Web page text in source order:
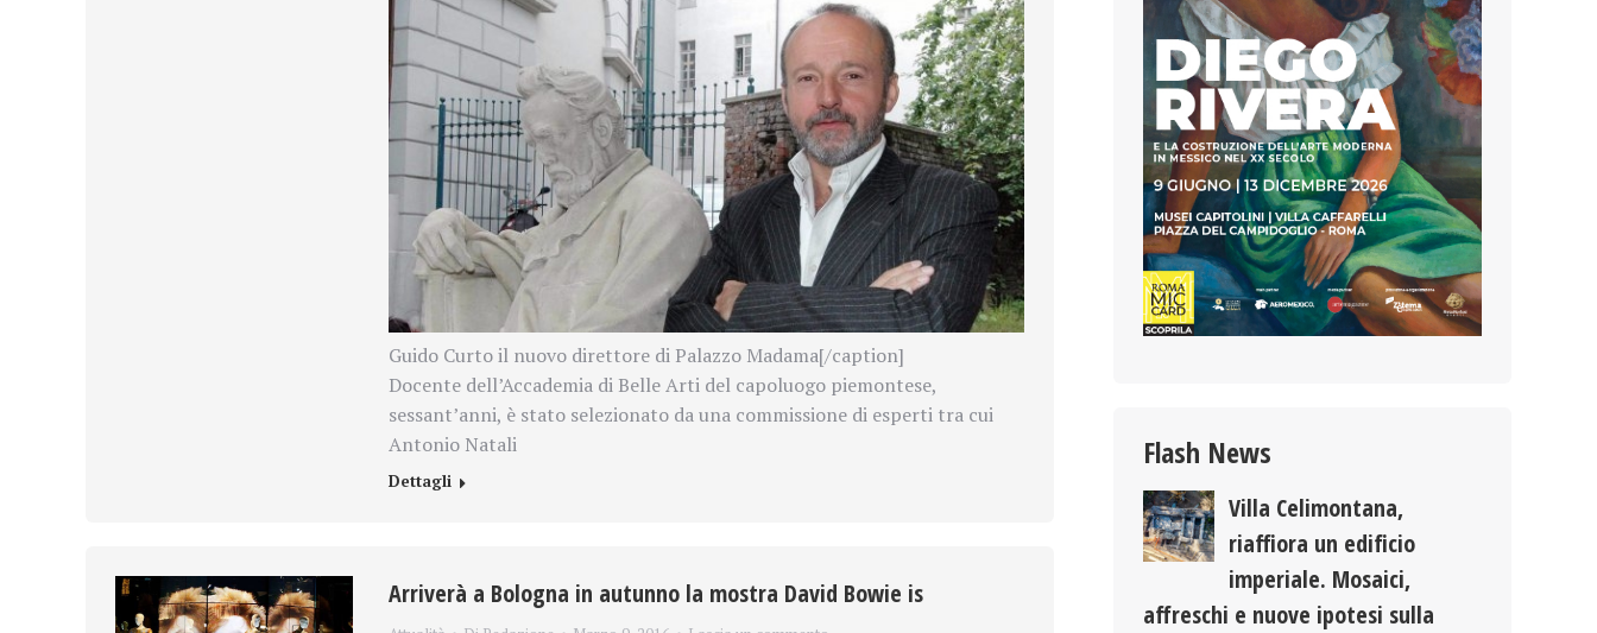
Guido Curto il nuovo direttore di Palazzo Madama[/caption]
Docente dell’Accademia di Belle Arti del capoluogo piemontese,
sessant’anni, è stato selezionato da una commissione di esperti tra cui
Antonio Natali
Dettagli
Arriverà a Bologna in autunno la mostra David Bowie is
Flash News
Villa Celimontana,
riaffiora un edificio
imperiale. Mosaici,
affreschi e nuove ipotesi sulla